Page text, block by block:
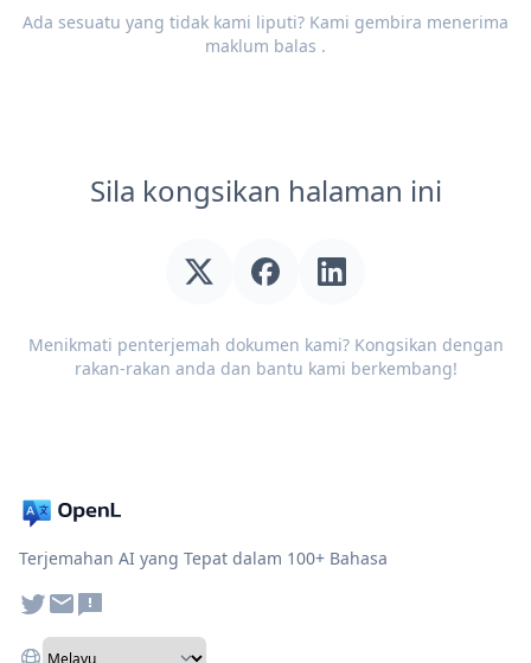
Ada sesuatu yang tidak kami liputi? Kami gembira menerima
maklum balas .
Sila kongsikan halaman ini
Menikmati penterjemah dokumen kami? Kongsikan dengan
rakan-rakan anda dan bantu kami berkembang!
Terjemahan AI yang Tepat dalam 100+ Bahasa